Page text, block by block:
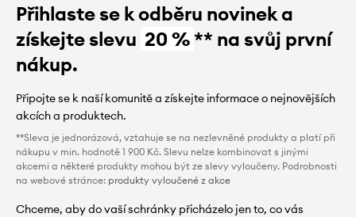
Přihlaste se k odběru novinek a
získejte slevu 20 %** na svůj první
nákup.
Připojte se k naší komunitě a získejte informace o nejnovějších
akcích a produktech.
**Sleva je jednorázová, vztahuje se na nezlevněné produkty a platí při
nákupu v min. hodnotě 1 900 Kč. Slevu nelze kombinovat s jinými
akcemi a některé produkty mohou být ze slevy vyloučeny. Podrobnosti
na webové stránce: produkty vyloučené z akce
Chceme, aby do vaší schránky přicházelo jen to, co vás